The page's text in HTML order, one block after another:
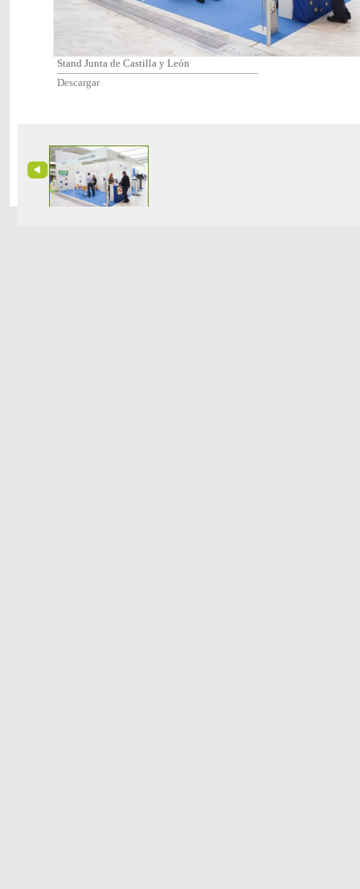
Stand Junta de Castilla y León
Descargar